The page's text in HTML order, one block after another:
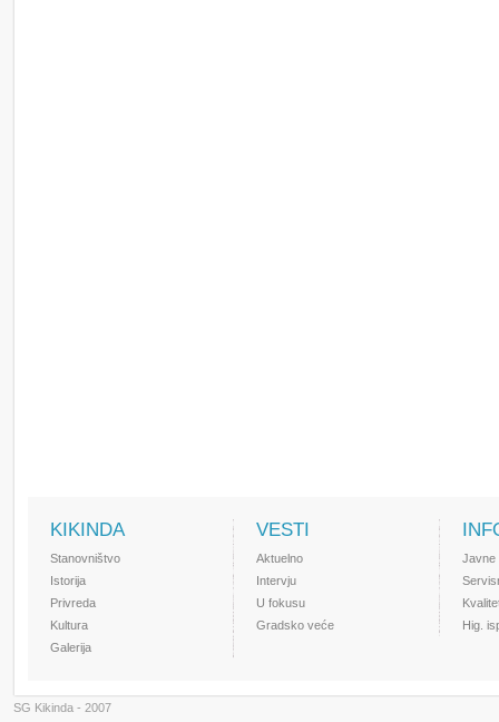
KIKINDA
Stanovništvo
Istorija
Privreda
Kultura
Galerija
VESTI
Aktuelno
Intervju
U fokusu
Gradsko veće
Javne
Hig.
SG Kikinda - 2007